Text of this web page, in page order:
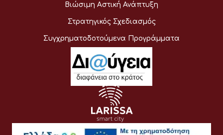
Βιώσιμη Αστική Ανάπτυξη
Στρατηγικός Σχεδιασμός
Συγχρηματοδοτούμενα Προγράμματα